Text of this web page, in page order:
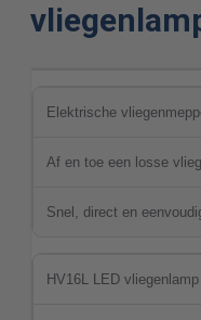
Elektrische
Af en toe een losse vlieg
Snel, direct en
HV16L LED vliegenlamp